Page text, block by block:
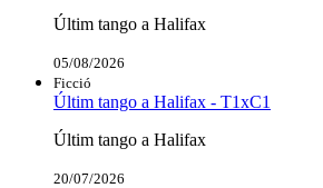
Últim tango a Halifax
05/08/2026
Ficció
Últim tango a Halifax - T1xC1
Últim tango a Halifax
20/07/2026